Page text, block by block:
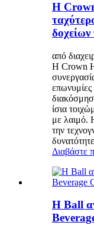
Η
από
Η Crown
ίσια
με λαιμό.
την
Διαβάστε
Η Ball